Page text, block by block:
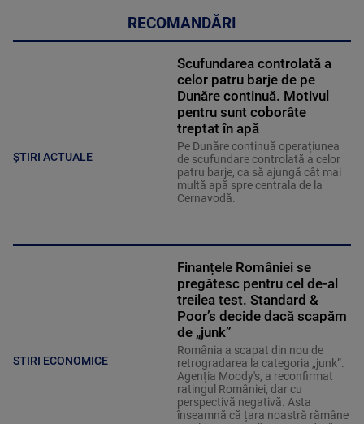
RECOMANDĂRI
ȘTIRI ACTUALE
Scufundarea controlată a
celor patru barje de pe
Dunăre continuă. Motivul
pentru sunt coborâte
treptat în apă
Pe Dunăre continuă operațiunea
de scufundare controlată a celor
patru barje, ca să ajungă cât mai
multă apă spre centrala de la
Cernavodă.
STIRI ECONOMICE
Finanțele României se
pregătesc pentru cel de-al
treilea test. Standard &
Poor’s decide dacă scapăm
de „junk”
România a scapat din nou de
retrogradarea la categoria „junk”.
Agenția Moody's, a reconfirmat
ratingul României, dar cu
perspectivă negativă. Asta
înseamnă că țara noastră rămâne